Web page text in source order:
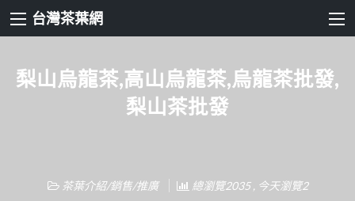
台灣茶葉網
梨山烏龍茶,高山烏龍茶,烏龍茶批發,
梨山茶批發
茶葉介紹/銷售/推廣 總瀏覽2035 , 今天瀏覽2